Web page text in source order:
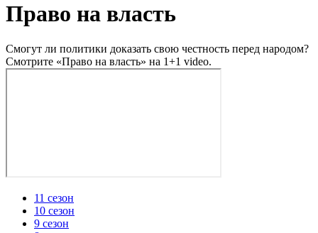
Право на власть
Смогут ли политики доказать свою честность перед народом?
Смотрите «Право на власть» на 1+1 video.
11 сезон
10 сезон
9 сезон